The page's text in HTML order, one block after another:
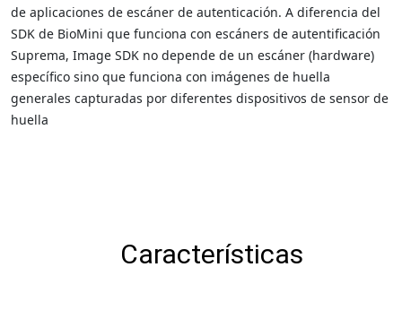
de aplicaciones de escáner de autenticación. A diferencia del
SDK de BioMini que funciona con escáners de autentificación
Suprema, Image SDK no depende de un escáner (hardware)
específico sino que funciona con imágenes de huella
generales capturadas por diferentes dispositivos de sensor de
huella
Características